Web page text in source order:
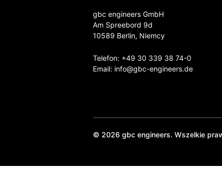
gbc engineers GmbH
Am Spreebord 9d
10589 Berlin, Niemcy
Telefon: +49 30 339 38 74-0
Email: info@gbc-engineers.de
© 2026 gbc engineers. Wszelkie